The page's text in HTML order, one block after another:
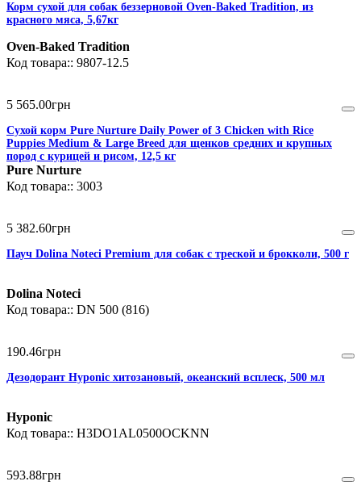
Корм сухой для собак беззерновой Oven-Baked Tradition, из
красного мяса, 5,67кг
Oven-Baked Tradition
9807-12.5
5 565.00грн
Сухой корм Pure Nurture Daily Power of 3 Chicken with Rice
Puppies Medium & Large Breed для щенков средних и крупных
пород с курицей и рисом, 12,5 кг
Pure Nurture
3003
5 382.60грн
Пауч Dolina Noteci Premium для собак с треской и брокколи, 500 г
Dolina Noteci
DN 500 (816)
190.46грн
Дезодорант Hyponic хитозановый, океанский всплеск, 500 мл
Hyponic
H3DO1AL0500OCKNN
593.88грн